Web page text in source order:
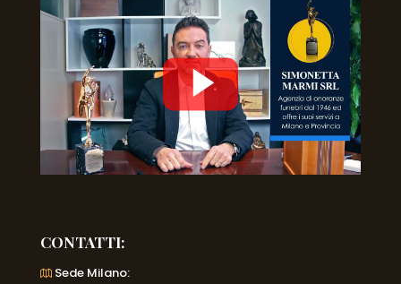
CONTATTI:
Sede Milano: